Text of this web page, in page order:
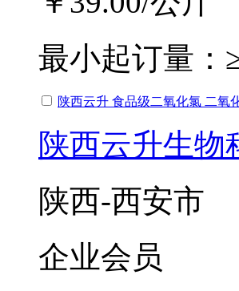
最小起订量：
陕西云升 食品级二氧化氯 二氧
陕西云升生物
陕西-西安市
企业会员